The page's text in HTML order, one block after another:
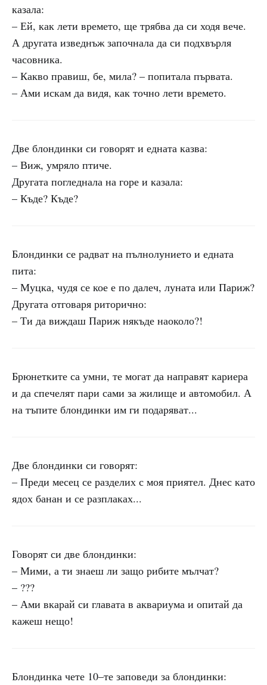
казала:
– Ей, как лети времето, ще трябва да си ходя вече.
А другата изведнъж започнала да си подхвърля
часовника.
– Какво правиш, бе, мила? – попитала първата.
– Ами искам да видя, как точно лети времето.
Две блондинки си говорят и едната казва:
– Виж, умряло птиче.
Другата погледнала на горе и казала:
– Къде? Къде?
Блондинки се радват на пълнолунието и едната
пита:
– Муцка, чудя се кое е по далеч, луната или Париж?
Другата отговаря риторично:
– Ти да виждаш Париж някъде наоколо?!
Брюнетките са умни, те могат да направят кариера
и да спечелят пари сами за жилище и автомобил. А
на тъпите блондинки им ги подаряват...
Две блондинки си говорят:
– Преди месец се разделих с моя приятел. Днес като
ядох банан и се разплаках...
Говорят си две блондинки:
– Мими, а ти знаеш ли защо рибите мълчат?
– ???
– Ами вкарай си главата в аквариума и опитай да
кажеш нещо!
Блондинка чете 10–те заповеди за блондинки: